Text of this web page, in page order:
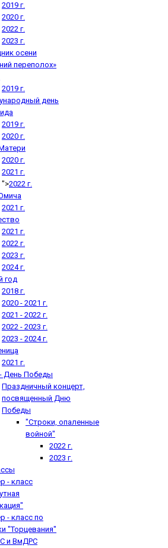
2019 г.
2020 г.
2022 г.
2023 г.
осени
переполох»
2019 г.
день
2019 г.
2020 г.
2020 г.
2021 г.
">2022 г.
2021 г.
2021 г.
2022 г.
2023 г.
2024 г.
год
2018 г.
2020 - 2021 г.
2021 - 2022 г.
2022 - 2023 г.
2023 - 2024 г.
2021 г.
День Победы
Праздничный концерт,
посвященный Дню
Победы
"Строки, опаленные
войной"
2022 г.
2023 г.
- класс
- класс по
"Торцевания"
и ВмДРС